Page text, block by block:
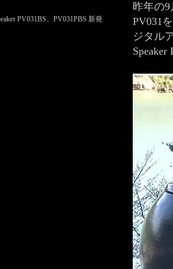
PV031BS、PV031PBS 新発
昨年の
PV031
ジタル